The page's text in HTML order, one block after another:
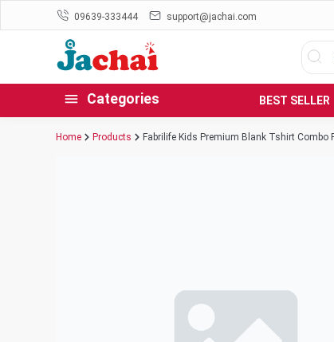
09639-333444 support@jachai.com
Categories BEST SELLER
Home Products Fabrilife Kids Premium Blank Tshirt Combo